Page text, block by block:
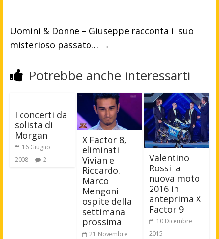
Uomini & Donne – Giuseppe racconta il suo
misterioso passato… →
Potrebbe anche interessarti
I concerti da
solista di
Morgan
16 Giugno
2008
2
X Factor 8,
eliminati
Vivian e
Riccardo.
Marco
Mengoni
ospite della
settimana
prossima
21 Novembre
Valentino
Rossi la
nuova moto
2016 in
anteprima X
Factor 9
10 Dicembre
2015